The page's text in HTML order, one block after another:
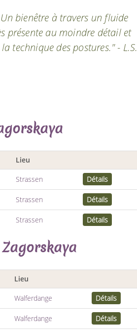
bienêtre à travers un fluide
présente au moindre détail et
technique des postures." - L.S.
Lieu
Strassen Détails
Strassen Détails
Strassen Détails
Lieu
Walferdange Détails
Walferdange Détails